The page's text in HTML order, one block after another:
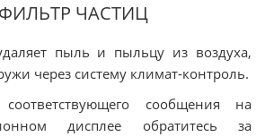
ЧАСТИЦ
пыль и пыльцу из воздуха,
через систему климат-контроль.
сообщения на
дисплее обратитесь за